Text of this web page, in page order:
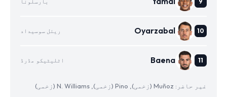
Oyarzabal ریئل سوسیداد
Baena اٹلیٹیکو مڈرڈ
غیر حاضر: Muñoz (زخمی), Pino (زخمی), N. Williams (زخمی)